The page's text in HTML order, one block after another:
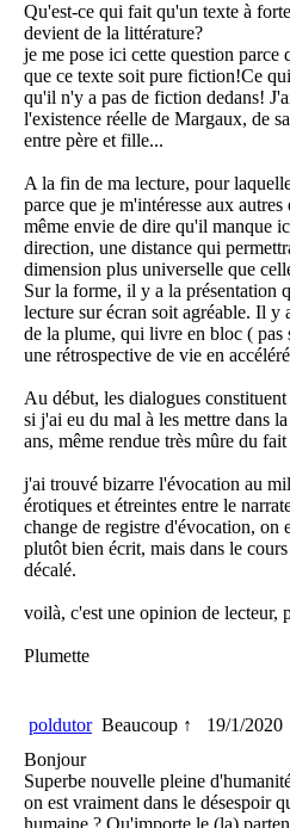
Qu'est-ce qui fait qu'un texte à
devient de la littérature?
je me pose ici cette question parce
que ce texte soit pure fiction!Ce
qu'il n'y a pas de fiction dedans!
l'existence réelle de Margaux, de
entre père et fille...
A la fin de ma lecture, pour
parce que je m'intéresse aux
même envie de dire qu'il manque
direction, une distance qui
dimension plus universelle que
Sur la forme, il y a la présentation
lecture sur écran soit agréable. Il y
de la plume, qui livre en bloc ( pas
une rétrospective de vie en
Au début, les dialogues
si j'ai eu du mal à les mettre dans
ans, même rendue très mûre du
j'ai trouvé bizarre l'évocation au
érotiques et étreintes entre le
change de registre d'évocation, on
plutôt bien écrit, mais dans le
décalé.
voilà, c'est une opinion de lecteur,
Plumette
poldutor Beaucoup ↑
19/1/2020
Bonjour
Superbe nouvelle pleine
on est vraiment dans le désespoir
humaine ? Qu'importe le (la)